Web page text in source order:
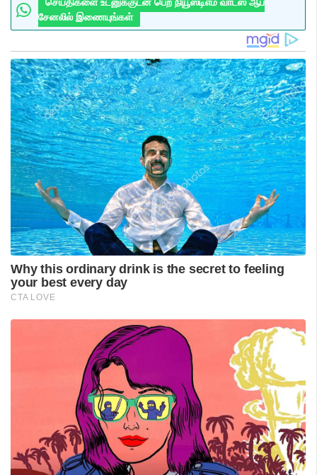
செய்திகளை உடனுக்குடன் பெற நியூஸ்டிஎம் வாட்ஸ் ஆப்
சேனலில் இணையுங்கள்